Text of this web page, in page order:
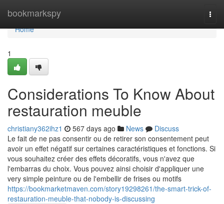
bookmarkspy
Home
Home
1
Considerations To Know About
restauration meuble
christiany362ihz1 567 days ago News
Discuss
Le fait de ne pas consentir ou de retirer son consentement peut
avoir un effet négatif sur certaines caractéristiques et fonctions. Si
vous souhaitez créer des effets décoratifs, vous n'avez que
l'embarras du choix. Vous pouvez ainsi choisir d'appliquer une
very simple peinture ou de l'embellir de frises ou motifs
https://bookmarketmaven.com/story19298261/the-smart-trick-of-
restauration-meuble-that-nobody-is-discussing